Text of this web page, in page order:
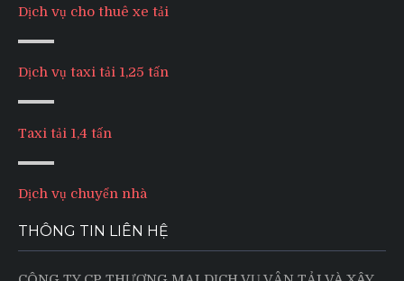
Dịch vụ cho thuê xe tải
Dịch vụ taxi tải 1,25 tấn
Taxi tải 1,4 tấn
Dịch vụ chuyển nhà
THÔNG TIN LIÊN HỆ